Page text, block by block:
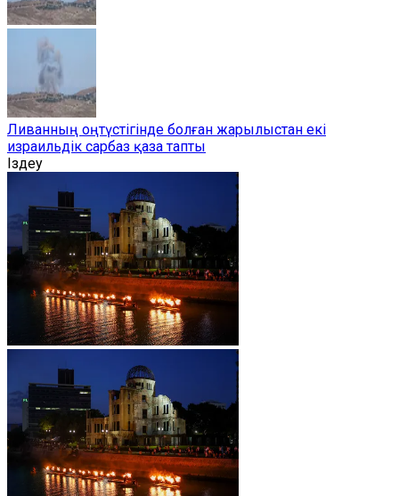
Ливанның оңтүстігінде болған жарылыстан екі
израильдік сарбаз қаза тапты
Іздеу